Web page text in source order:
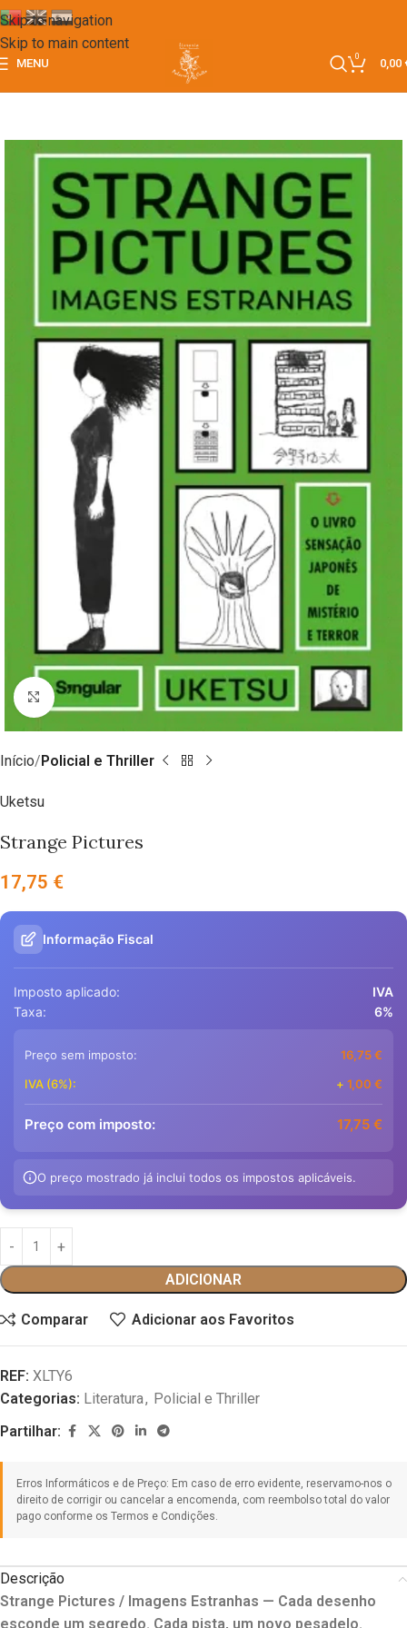
Skip to navigation
Skip to main content
MENU
0
0,00
Clique para ampliar
Início Policial e Thriller
Uketsu
Strange Pictures
17,75 €
Informação Fiscal
Imposto aplicado:
IVA
Taxa:
6%
Preço sem imposto: 16,75€
IVA (6%):
+ 1,00 €
Preço com imposto: 17,75 €
O preço mostrado já inclui todos os impostos aplicáveis.
ADICIONAR
Comparar Adicionar aos Favoritos
REF: XLTY6
Categorias: Literatura, Policial e Thriller
Partilhar:
Descrição
Strange Pictures / Imagens Estranhas — Cada desenho
esconde um segredo. Cada pista, um novo pesadelo.